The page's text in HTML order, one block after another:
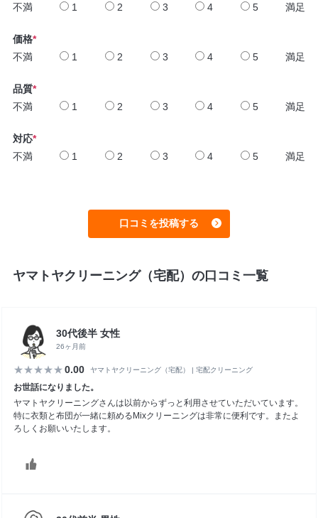
不満
1 2 3 4 5 満足
価格*
不満
1 2 3 4 5 満足
品質*
不満
1 2 3 4 5 満足
対応*
不満
1 2 3 4 5 満足
ヤマトヤクリーニング（宅配）の口コミ一覧
30代後半 女性
26ヶ月前
0.00 ヤマトヤクリーニング（宅配） | 宅配クリーニング
お世話になりました。
ヤマトヤクリーニングさんは以前からずっと利用させていただいています。
特に衣類と布団が一緒に頼めるMixクリーニングは非常に便利です。またよ
ろしくお願いいたします。